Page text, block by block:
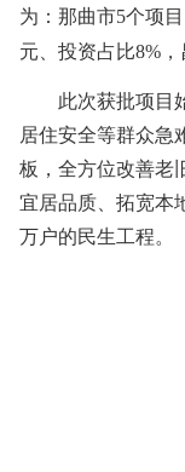
为：那曲市5个项目
元、投资占比8%
此次获批项目
居住安全等群众急
板，全方位改善老
宜居品质、拓宽本
万户的民生工程。